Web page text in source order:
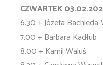
CZWARTEK
6.30 + Józefa Bachleda-
7.00 + Barbara Kadłub
8.00 + Kamil Waluś